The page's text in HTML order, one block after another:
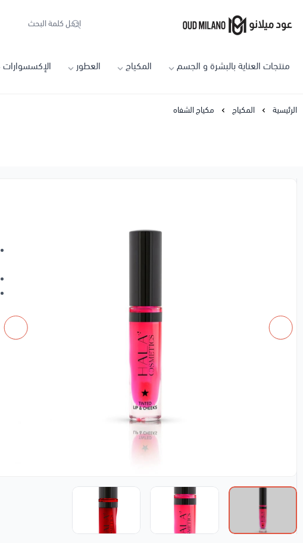
Oud Milano
منتجات العناية بالبشرة و الجسم المكياج العطور الإكسسوارات
الرئيسية المكياج مكياج الشفاه